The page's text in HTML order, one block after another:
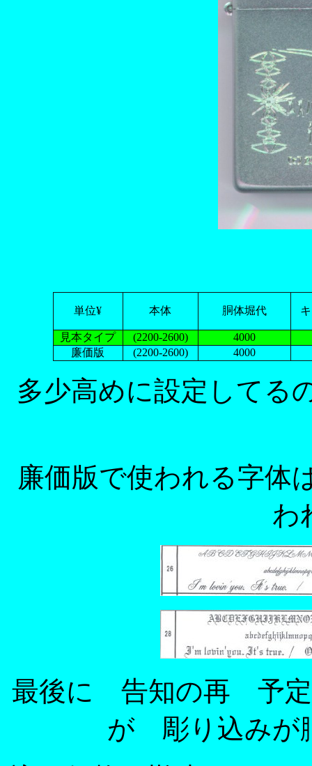
単位¥ 本体 胴体堀代
見本タイプ (2200-2600)
4000
廉価版
(2200-2600) 4000
多少高めに設定してる
廉価版で使われる字体
わ
最後に 告知の再 予定
が 彫り込みが